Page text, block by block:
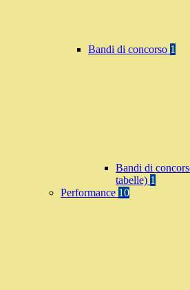
Bandi di concorso 1
Bandi di
tabelle) 1
Performance 10